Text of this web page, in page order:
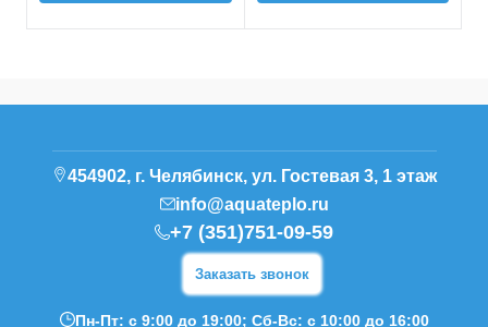
454902, г. Челябинск, ул. Гостевая 3, 1 этаж
info@aquateplo.ru
+7 (351)751-09-59
Заказать звонок
Пн-Пт: с 9:00 до 19:00; Сб-Вс: с 10:00 до 16:00